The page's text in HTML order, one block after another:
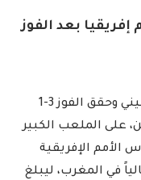
بعد الفوز
تفادى المنتخب المصري فخ نظيره البنيني وحقق الفوز 3-1
الأصلي 1-1)، الإثنين، على الملعب الكبير
الأمم الإفريقية
الـ35 المقامة حالياً في المغرب، ليبلغ